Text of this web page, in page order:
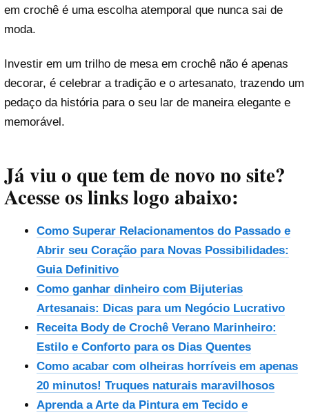
em crochê é uma escolha atemporal que nunca sai de
moda.
Investir em um trilho de mesa em crochê não é apenas
decorar, é celebrar a tradição e o artesanato, trazendo um
pedaço da história para o seu lar de maneira elegante e
memorável.
Já viu o que tem de novo no site?
Acesse os links logo abaixo:
Como Superar Relacionamentos do Passado e
Abrir seu Coração para Novas Possibilidades:
Guia Definitivo
Como ganhar dinheiro com Bijuterias
Artesanais: Dicas para um Negócio Lucrativo
Receita Body de Crochê Verano Marinheiro:
Estilo e Conforto para os Dias Quentes
Como acabar com olheiras horríveis em apenas
20 minutos! Truques naturais maravilhosos
Aprenda a Arte da Pintura em Tecido e